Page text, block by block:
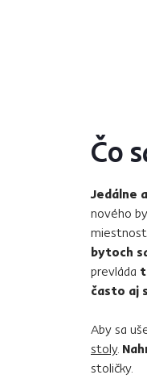
Čo
Jedálne
nového
bytoch
prevláda
často aj
Aby sa
stoly.
stoličky.